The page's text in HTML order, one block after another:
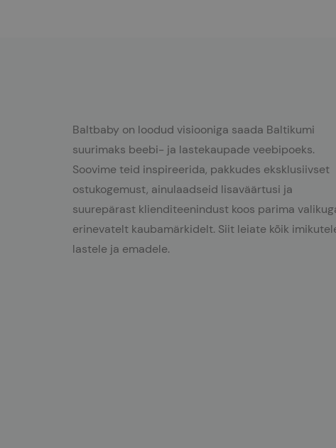
Baltbaby on loodud visiooniga saada Baltikumi
suurimaks beebi- ja lastekaupade veebipoeks.
Soovime teid inspireerida, pakkudes eksklusiivset
ostukogemust, ainulaadseid lisaväärtusi ja
suurepärast klienditeenindust koos parima
erinevatelt kaubamärkidelt. Siit leiate kõik
lastele ja emadele.